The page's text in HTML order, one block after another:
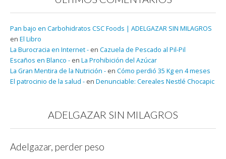
Pan bajo en Carbohidratos CSC Foods | ADELGAZAR SIN MILAGROS
en El Libro
La Burocracia en Internet - en Cazuela de Pescado al Pil-Pil
Escaños en Blanco - en La Prohibición del Azúcar
La Gran Mentira de la Nutrición - en Cómo perdió 35 Kg en 4 meses
El patrocinio de la salud - en Denunciable: Cereales Nestlé Chocapic
ADELGAZAR SIN MILAGROS
Adelgazar, perder peso